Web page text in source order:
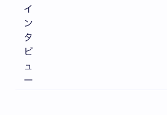
イ
ン
タ
ビ
ュ
ー